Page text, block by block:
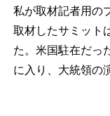
私が取材記者用の
取材したサミット
た。米国駐在だっ
に入り、大統領の